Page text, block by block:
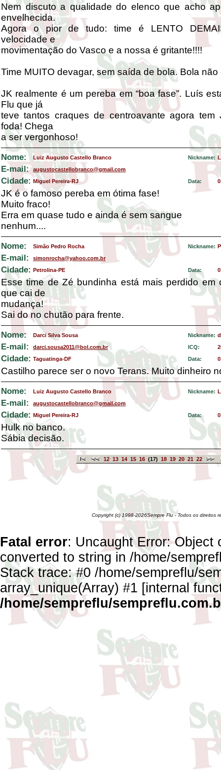
Nem discuto a qualidade do elenco que acho
envelhecida.
Agora o pior de tudo: time é LENTO
velocidade e
movimentação do Vasco e a nossa é gritante!!!!
Time MUITO devagar, sem saída de bola. Bola
JK realmente é um pereba em “boa fase”. Luís
Flu que já
teve tantos craques de centroavante agora
foda! Chega
a ser vergonhoso!
Nome: Luiz Augusto Castello Branco Nickname:
E-mail: augustocastellobranco@gmail.com
Cidade: Miguel Pereira-RJ Data:
JK é o famoso pereba em ótima fase!
Muito fraco!
Erra em quase tudo e ainda é sem sangue
nenhum....
Nome: Simão Pedro Rocha Nickname:
E-mail: simonrocha@yahoo.com.br
Cidade: Petrolina-PE Data:
Esse time de Zé bundinha está mais perdido em
que cai de
mudança!
Sai do no chutão para frente.
Nome: Darci Silva Sousa Nickname:
E-mail: darci.sousa2011@bol.com.br ICQ:
Cidade: Taguatinga-DF Data:
Castilho parece ser o novo Terans. Muito dinheiro
Nome: Luiz Augusto Castello Branco Nickname:
E-mail: augustocastellobranco@gmail.com
Cidade: Miguel Pereira-RJ Data:
Hulk no banco.
Sábia decisão.
12 13 14 15 16 (17) 18 19 20 21 22
Copyright (c) 1998-2026Sempre Flu - Todos os direitos
Fatal error: Uncaught Error: Object
converted to string in /home/
Stack trace: #0 /home/sempreflu/
array_unique(Array) #1 [internal
/home/sempreflu/